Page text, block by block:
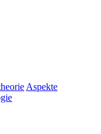
Aspekte